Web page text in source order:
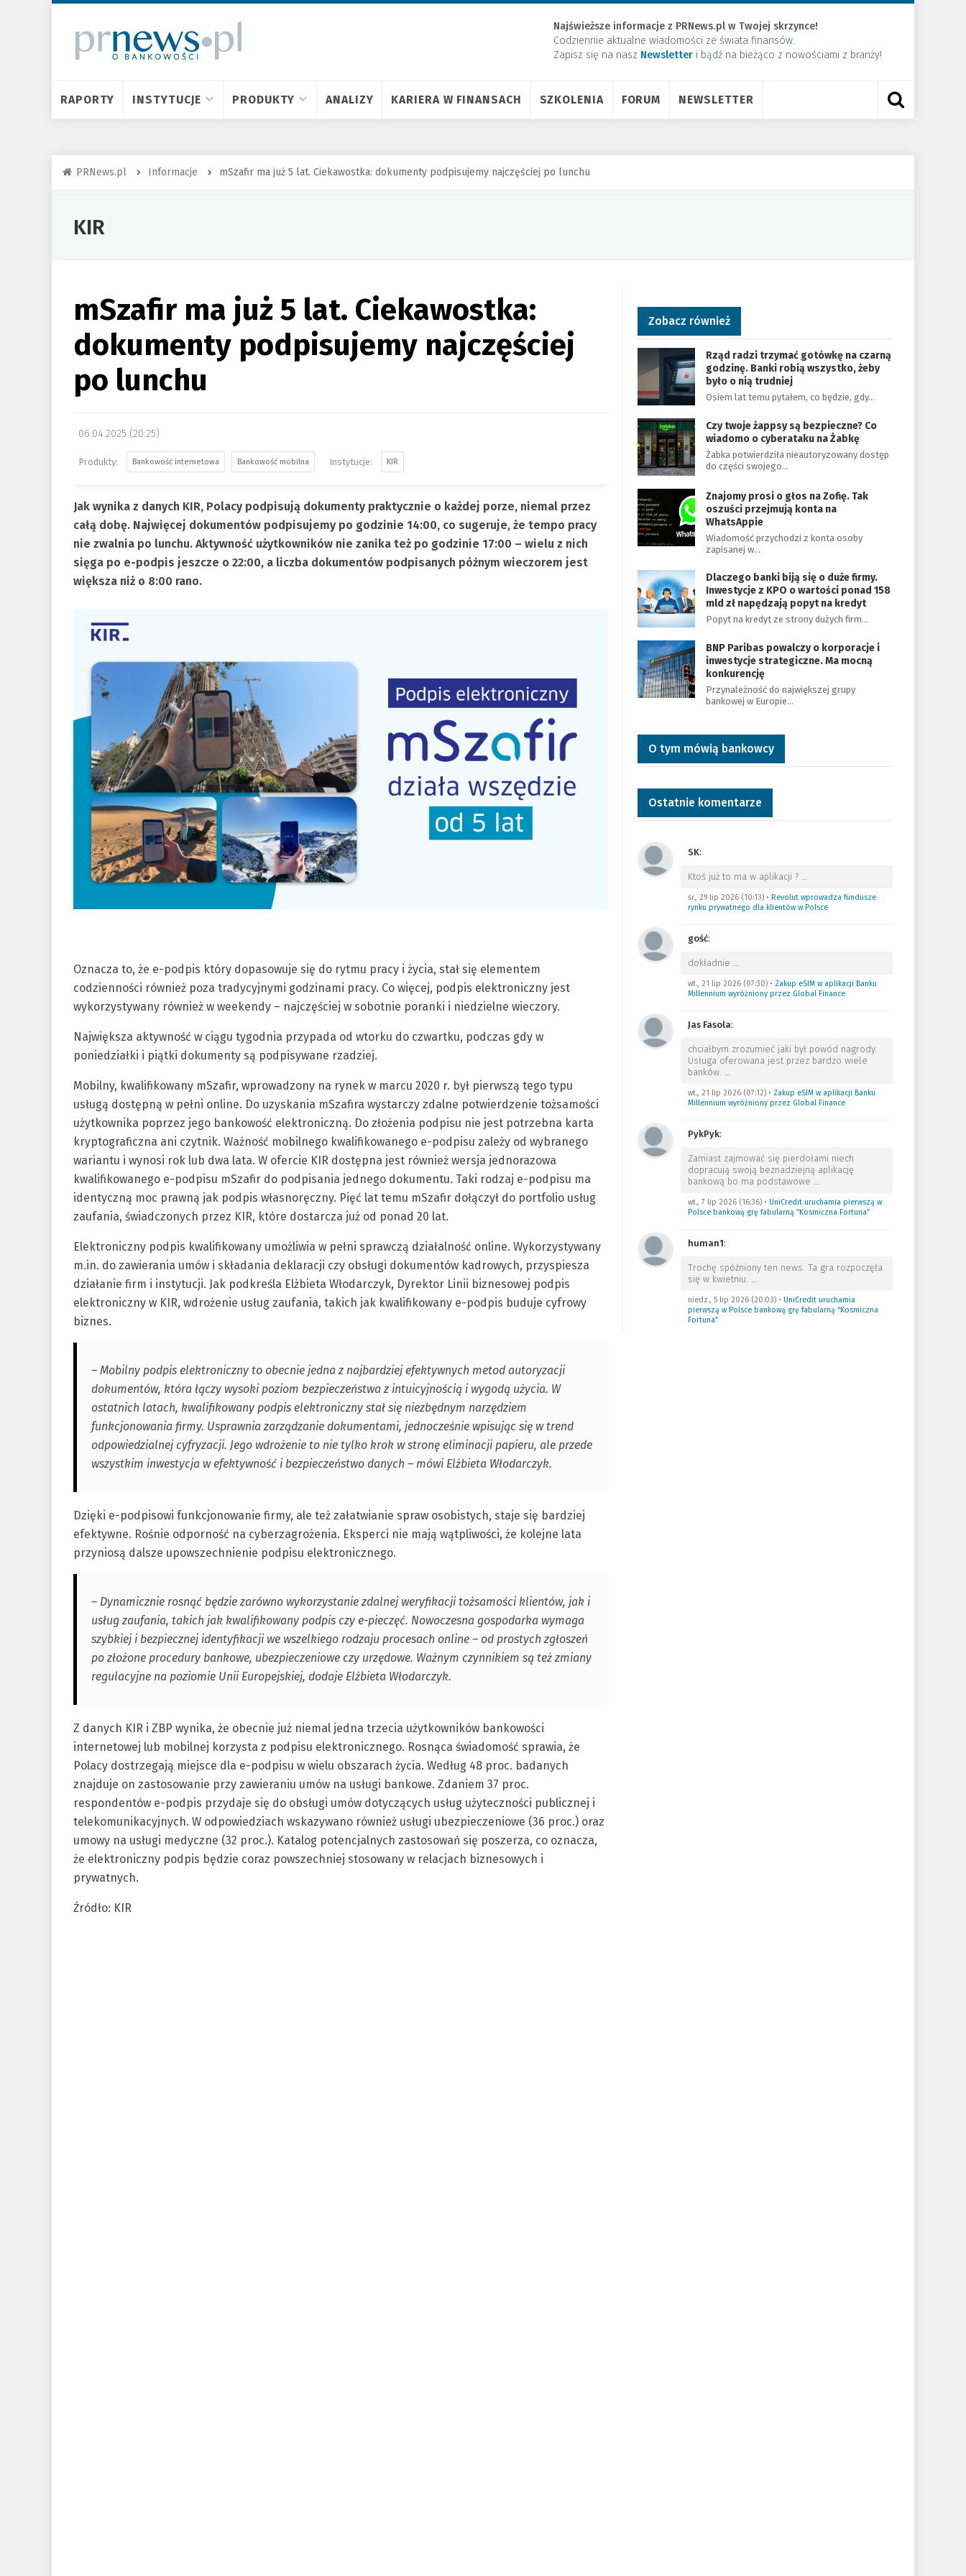
Najświeższe informacje z PRNews.pl w Twojej skrzynce!
Codziennie aktualne wiadomości ze świata finansów.
Zapisz się na nasz Newsletter ​i bądź na bieżąco z nowościami z branży!
RAPORTY INSTYTUCJE PRODUKTY ANALIZY KARIERA W FINANSACH SZKOLENIA FORUM NEWSLETTER
PRNews.pl Informacje mSzafir ma już 5 lat. Ciekawostka: dokumenty podpisujemy najczęściej po lunchu
KIR
mSzafir ma już 5 lat. Ciekawostka:
dokumenty podpisujemy najczęściej
po lunchu
06.04.2025 (20:25)
Bankowość internetowa Bankowość mobilna KIR
Jak wynika z danych KIR, Polacy podpisują dokumenty praktycznie o każdej porze, niemal przez
całą dobę. Najwięcej dokumentów podpisujemy po godzinie 14:00, co sugeruje, że tempo pracy
nie zwalnia po lunchu. Aktywność użytkowników nie zanika też po godzinie 17:00 – wielu z nich
sięga po e-podpis jeszcze o 22:00, a liczba dokumentów podpisanych późnym wieczorem jest
większa niż o 8:00 rano.
Oznacza to, że e-podpis który dopasowuje się do rytmu pracy i życia, stał się elementem
codzienności również poza tradycyjnymi godzinami pracy. Co więcej, podpis elektroniczny jest
wykorzystywany również w weekendy – najczęściej w sobotnie poranki i niedzielne wieczory.
Największa aktywność w ciągu tygodnia przypada od wtorku do czwartku, podczas gdy w
poniedziałki i piątki dokumenty są podpisywane rzadziej.
Mobilny, kwalifikowany mSzafir, wprowadzony na rynek w marcu 2020 r. był pierwszą tego typu
usługą dostępną w pełni online. Do uzyskania mSzafira wystarczy zdalne potwierdzenie tożsamości
użytkownika poprzez jego bankowość elektroniczną. Do złożenia podpisu nie jest potrzebna karta
kryptograficzna ani czytnik. Ważność mobilnego kwalifikowanego e-podpisu zależy od wybranego
wariantu i wynosi rok lub dwa lata. W ofercie KIR dostępna jest również wersja jednorazowa
kwalifikowanego e-podpisu mSzafir do podpisania jednego dokumentu. Taki rodzaj e-podpisu ma
identyczną moc prawną jak podpis własnoręczny. Pięć lat temu mSzafir dołączył do portfolio usług
zaufania, świadczonych przez KIR, które dostarcza już od ponad 20 lat.
Elektroniczny podpis kwalifikowany umożliwia w pełni sprawczą działalność online. Wykorzystywany
m.in. do zawierania umów i składania deklaracji czy obsługi dokumentów kadrowych, przyspiesza
działanie firm i instytucji. Jak podkreśla Elżbieta Włodarczyk, Dyrektor Linii biznesowej podpis
elektroniczny w KIR, wdrożenie usług zaufania, takich jak kwalifikowany e-podpis buduje cyfrowy
biznes.
– Mobilny podpis elektroniczny to obecnie jedna z najbardziej efektywnych metod autoryzacji
dokumentów, która łączy wysoki poziom bezpieczeństwa z intuicyjnością i wygodą użycia. W
ostatnich latach, kwalifikowany podpis elektroniczny stał się niezbędnym narzędziem
funkcjonowania firmy. Usprawnia zarządzanie dokumentami, jednocześnie wpisując się w trend
odpowiedzialnej cyfryzacji. Jego wdrożenie to nie tylko krok w stronę eliminacji papieru, ale przede
wszystkim inwestycja w efektywność i bezpieczeństwo danych – mówi Elżbieta Włodarczyk.
Dzięki e-podpisowi funkcjonowanie firmy, ale też załatwianie spraw osobistych, staje się bardziej
efektywne. Rośnie odporność na cyberzagrożenia. Eksperci nie mają wątpliwości, że kolejne lata
przyniosą dalsze upowszechnienie podpisu elektronicznego.
– Dynamicznie rosnąć będzie zarówno wykorzystanie zdalnej weryfikacji tożsamości klientów, jak i
usług zaufania, takich jak kwalifikowany podpis czy e-pieczęć. Nowoczesna gospodarka wymaga
szybkiej i bezpiecznej identyfikacji we wszelkiego rodzaju procesach online – od prostych zgłoszeń
po złożone procedury bankowe, ubezpieczeniowe czy urzędowe. Ważnym czynnikiem są też zmiany
regulacyjne na poziomie Unii Europejskiej, dodaje Elżbieta Włodarczyk.
Z danych KIR i ZBP wynika, że obecnie już niemal jedna trzecia użytkowników bankowości
internetowej lub mobilnej korzysta z podpisu elektronicznego. Rosnąca świadomość sprawia, że
Polacy dostrzegają miejsce dla e-podpisu w wielu obszarach życia. Według 48 proc. badanych
znajduje on zastosowanie przy zawieraniu umów na usługi bankowe. Zdaniem 37 proc.
respondentów e-podpis przydaje się do obsługi umów dotyczących usług użyteczności publicznej i
telekomunikacyjnych. W odpowiedziach wskazywano również usługi ubezpieczeniowe (36 proc.) oraz
umowy na usługi medyczne (32 proc.). Katalog potencjalnych zastosowań się poszerza, co oznacza,
że elektroniczny podpis będzie coraz powszechniej stosowany w relacjach biznesowych i
prywatnych.
Źródło: KIR
Zobacz również
Rząd radzi trzymać gotówkę na czarną
godzinę. Banki robią wszystko, żeby
było o nią trudniej
Osiem lat temu pytałem, co będzie, gdy…
Czy twoje żappsy są bezpieczne? Co
wiadomo o cyberataku na Żabkę
Żabka potwierdziła nieautoryzowany dostęp
do części swojego…
Znajomy prosi o głos na Zofię. Tak
oszuści przejmują konta na
WhatsAppie
Wiadomość przychodzi z konta osoby
zapisanej w…
Dlaczego banki biją się o duże firmy.
Inwestycje z KPO o wartości ponad 158
mld zł napędzają popyt na kredyt
Popyt na kredyt ze strony dużych firm…
BNP Paribas powalczy o korporacje i
inwestycje strategiczne. Ma mocną
konkurencję
Przynależność do największej grupy
bankowej w Europie…
O tym mówią bankowcy
Ostatnie komentarze
SK:
Ktoś już to ma w aplikacji ? …
śr., 29 lip 2026 (10:13)• Revolut wprowadza fundusze
rynku prywatnego dla klientów w Polsce
gość:
dokładnie …
wt., 21 lip 2026 (07:30)• Zakup eSIM w aplikacji Banku
Millennium wyróżniony przez Global Finance
Jas Fasola:
chciałbym zrozumieć jaki był powód nagrody.
Usługa oferowana jest przez bardzo wiele
banków. …
wt., 21 lip 2026 (07:12)• Zakup eSIM w aplikacji Banku
Millennium wyróżniony przez Global Finance
PykPyk:
Zamiast zajmować się pierdołami niech
dopracują swoją beznadziejną aplikację
bankową bo ma podstawowe …
wt., 7 lip 2026 (16:36)• UniCredit uruchamia pierwszą w
Polsce bankową grę fabularną “Kosmiczna Fortuna”
human1:
Trochę spóźniony ten news. Ta gra rozpoczęła
się w kwietniu. …
niedz., 5 lip 2026 (20:03)• UniCredit uruchamia
pierwszą w Polsce bankową grę fabularną “Kosmiczna
Fortuna”